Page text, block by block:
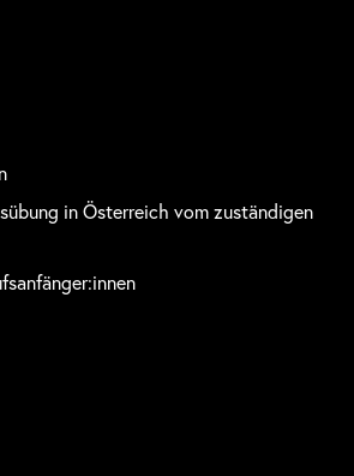
in Österreich vom zuständigen